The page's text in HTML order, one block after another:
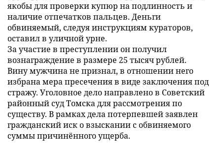
якобы для проверки купюр на подлинность и
наличие отпечатков пальцев. Деньги
обвиняемый, следуя инструкциям кураторов,
оставил в уличной урне.
За участие в преступлении он получил
вознаграждение в размере 25 тысяч рублей.
Вину мужчина не признал, в отношении него
избрана мера пресечения в виде заключения под
стражу. Уголовное дело направлено в Советский
районный суд Томска для рассмотрения по
существу. В рамках дела потерпевшей заявлен
гражданский иск о взыскании с обвиняемого
суммы причинённого ущерба.